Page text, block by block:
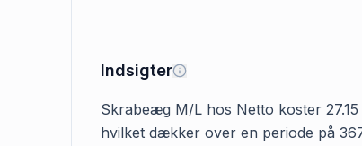
Indsigter
Skrabeæg M/L hos Netto koster
hvilket dækker over en periode på